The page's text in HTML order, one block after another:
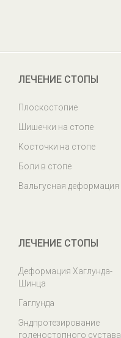
ЛЕЧЕНИЕ СТОПЫ
Плоскостопие
Шишечки на стопе
Косточки на стопе
Боли в стопе
Вальгусная деформация
ЛЕЧЕНИЕ СТОПЫ
Деформация Хаглунда-
Шинца
Гаглунда
Эндпротезирование
голеностопного сустава